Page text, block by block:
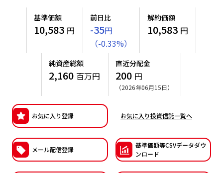
確定拠出年金について
確定拠出年金での商品の選び方について
投資の教室
ニッセイアセットの重要課題
サステナビリティへの取り組み
サステナビリティレポート
日本版スチュワードシップ・コードへの対応
採用情報
公式キャラクターのご紹介
基準価額
10,583 円
前日比
-35円
（-0.33%）
解約価額
10,583 円
純資産総額
2,160 百万円
直近分配金
200 円
（2026年06月15日）
お気に入り登録 お気に入り投資信託一覧へ
メール配信登録
基準価額等CSVデータダウ
ンロード